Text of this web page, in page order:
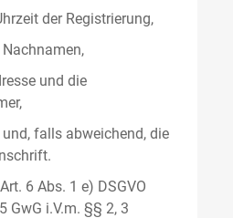
der Registrierung,
und die
falls abweichend, die
Art. 6 Abs. 1 e) DSGVO
GwG i.V.m. §§ 2, 3